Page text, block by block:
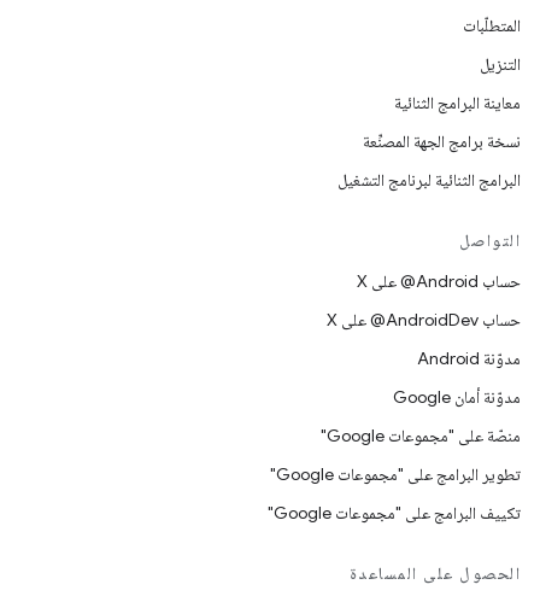
المتطلّبات
التنزيل
معاينة البرامج الثنائية
نسخة برامج الجهة المصنِّعة
البرامج الثنائية لبرنامج التشغيل
التواصل
حساب ‎@Android على X
حساب ‎@AndroidDev على X
مدوّنة Android
مدوّنة أمان Google
منصّة على "مجموعات Google"
تطوير البرامج على "مجموعات Google"
تكييف البرامج على "مجموعات Google"
الحصول على المساعدة